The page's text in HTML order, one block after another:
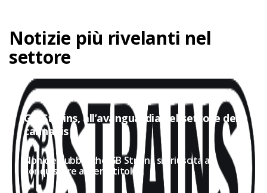
Notizie più rivelanti nel
settore
GB Strains, all’avanguardia nel settore della
cannabis
Non c'è dubbio che GB Strains sia riuscita a
conquistare a pieno titolo...